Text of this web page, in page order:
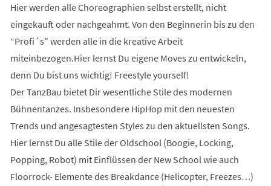
Hier werden alle Choreographien selbst erstellt, nicht
eingekauft oder nachgeahmt. Von den Beginnerin bis zu den
“Profi´s” werden alle in die kreative Arbeit
miteinbezogen.Hier lernst Du eigene Moves zu entwickeln,
denn Du bist uns wichtig! Freestyle yourself!
Der TanzBau bietet Dir wesentliche Stile des modernen
Bühnentanzes. Insbesondere HipHop mit den neuesten
Trends und angesagtesten Styles zu den aktuellsten Songs.
Hier lernst Du alle Stile der Oldschool (Boogie, Locking,
Popping, Robot) mit Einflüssen der New School wie auch
Floorrock- Elemente des Breakdance (Helicopter, Freezes…)